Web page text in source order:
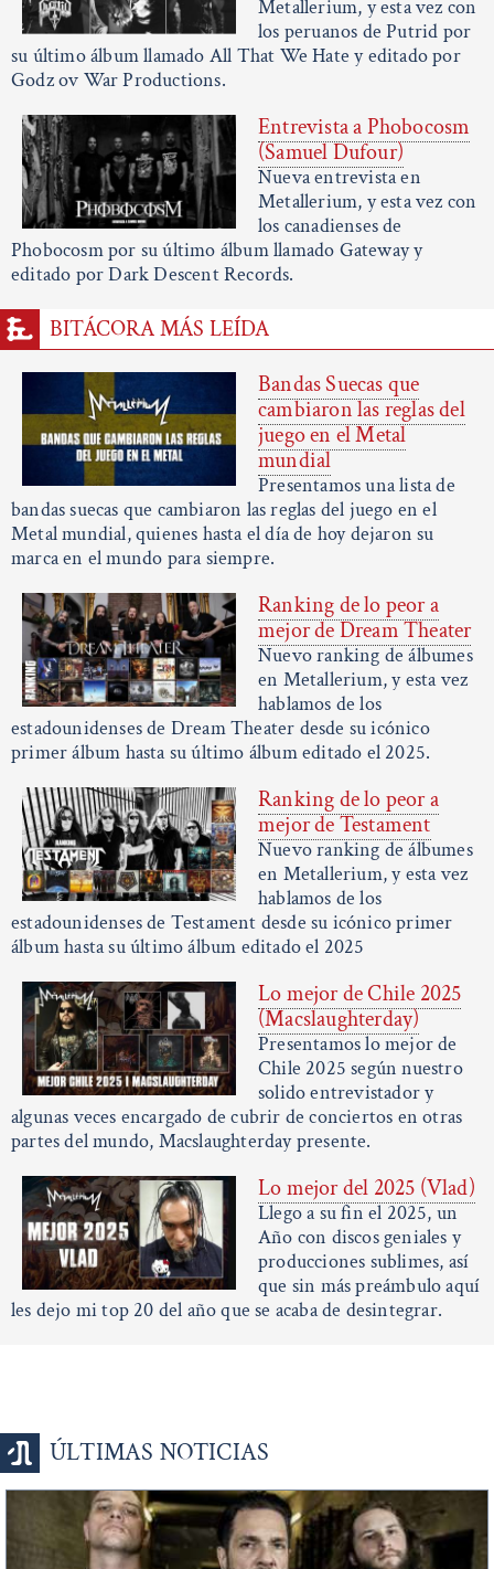
Metallerium, y esta vez con
los peruanos de Putrid por
su último álbum llamado All That We Hate y editado por
Godz ov War Productions.
Entrevista a Phobocosm
(Samuel Dufour)
Nueva entrevista en
Metallerium, y esta vez con
los canadienses de
Phobocosm por su último álbum llamado Gateway y
editado por Dark Descent Records.
BITÁCORA MÁS LEÍDA
Bandas Suecas que
cambiaron las reglas del
juego en el Metal
mundial
Presentamos una lista de
bandas suecas que cambiaron las reglas del juego en el
Metal mundial, quienes hasta el día de hoy dejaron su
marca en el mundo para siempre.
Ranking de lo peor a
mejor de Dream Theater
Nuevo ranking de álbumes
en Metallerium, y esta vez
hablamos de los
estadounidenses de Dream Theater desde su icónico
primer álbum hasta su último álbum editado el 2025.
Ranking de lo peor a
mejor de Testament
Nuevo ranking de álbumes
en Metallerium, y esta vez
hablamos de los
estadounidenses de Testament desde su icónico primer
álbum hasta su último álbum editado el 2025
Lo mejor de Chile 2025
(Macslaughterday)
Presentamos lo mejor de
Chile 2025 según nuestro
solido entrevistador y
algunas veces encargado de cubrir de conciertos en otras
partes del mundo, Macslaughterday presente.
Lo mejor del 2025 (Vlad)
Llego a su fin el 2025, un
Año con discos geniales y
producciones sublimes, así
que sin más preámbulo aquí
les dejo mi top 20 del año que se acaba de desintegrar.
ÚLTIMAS NOTICIAS